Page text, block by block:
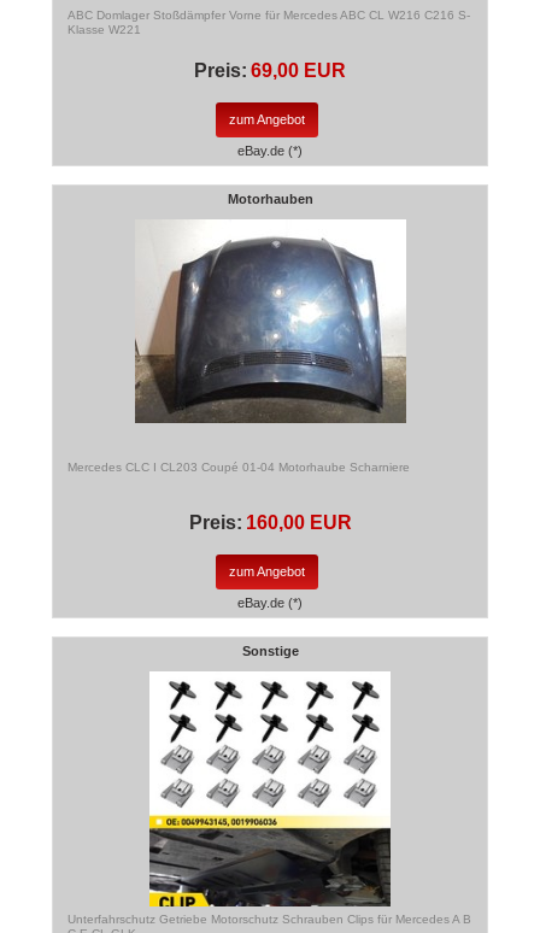
ABC Domlager Stoßdämpfer Vorne für Mercedes ABC CL W216 C216 S-
Klasse W221
Preis: 69,00 EUR
zum Angebot
eBay.de (*)
Motorhauben
Mercedes CLC I CL203 Coupé 01-04 Motorhaube Scharniere
Preis: 160,00 EUR
zum Angebot
eBay.de (*)
Sonstige
Unterfahrschutz Getriebe Motorschutz Schrauben Clips für Mercedes A B